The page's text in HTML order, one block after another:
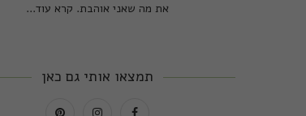
את מה שאני אוהבת. קרא עוד...
תמצאו אותי גם כאן